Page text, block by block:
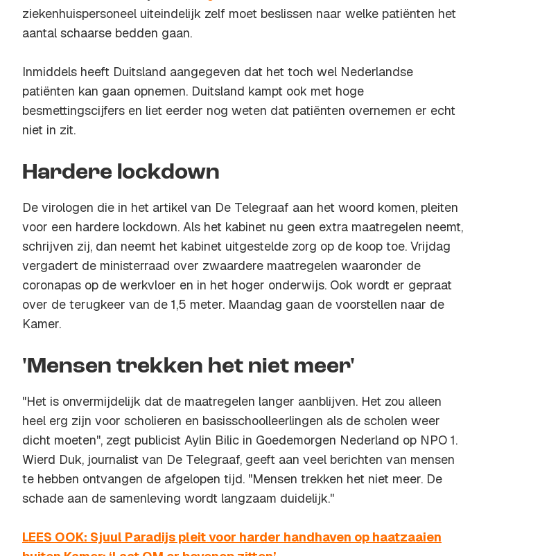
ziekenhuispersoneel uiteindelijk zelf moet beslissen naar welke patiënten het
aantal schaarse bedden gaan.
Inmiddels heeft Duitsland aangegeven dat het toch wel Nederlandse
patiënten kan gaan opnemen. Duitsland kampt ook met hoge
besmettingscijfers en liet eerder nog weten dat patiënten overnemen er echt
niet in zit.
Hardere lockdown
De virologen die in het artikel van De Telegraaf aan het woord komen, pleiten
voor een hardere lockdown. Als het kabinet nu geen extra maatregelen neemt,
schrijven zij, dan neemt het kabinet uitgestelde zorg op de koop toe. Vrijdag
vergadert de ministerraad over zwaardere maatregelen waaronder de
coronapas op de werkvloer en in het hoger onderwijs. Ook wordt er gepraat
over de terugkeer van de 1,5 meter. Maandag gaan de voorstellen naar de
Kamer.
'Mensen trekken het niet meer'
"Het is onvermijdelijk dat de maatregelen langer aanblijven. Het zou alleen
heel erg zijn voor scholieren en basisschoolleerlingen als de scholen weer
dicht moeten'', zegt publicist Aylin Bilic in Goedemorgen Nederland op NPO 1.
Wierd Duk, journalist van De Telegraaf, geeft aan veel berichten van mensen
te hebben ontvangen de afgelopen tijd. ''Mensen trekken het niet meer. De
schade aan de samenleving wordt langzaam duidelijk.''
LEES OOK: Sjuul Paradijs pleit voor harder handhaven op haatzaaien